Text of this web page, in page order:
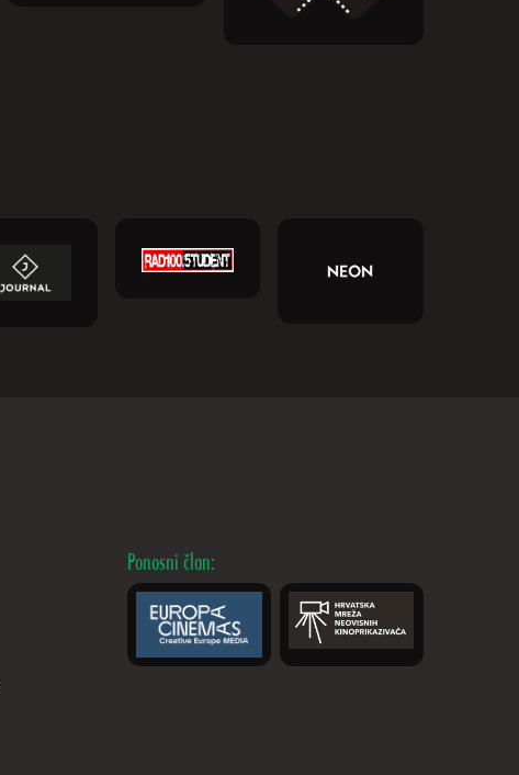
Ponosni član: